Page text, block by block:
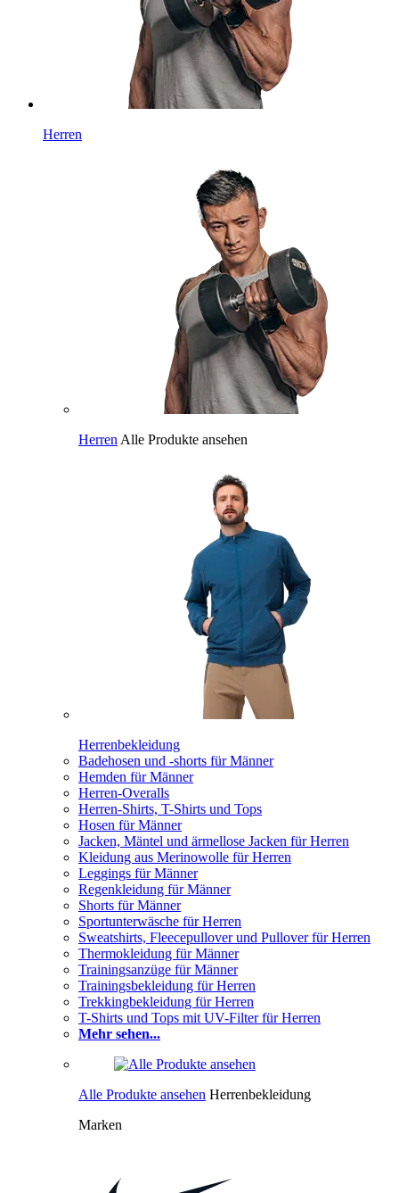
Herren
Herren Alle Produkte ansehen
Herrenbekleidung
Badehosen und -shorts für Männer
Hemden für Männer
Herren-Overalls
Herren-Shirts, T-Shirts und Tops
Hosen für Männer
Jacken, Mäntel und ärmellose Jacken für Herren
Kleidung aus Merinowolle für Herren
Leggings für Männer
Regenkleidung für Männer
Shorts für Männer
Sportunterwäsche für Herren
Sweatshirts, Fleecepullover und Pullover für Herren
Thermokleidung für Männer
Trainingsanzüge für Männer
Trainingsbekleidung für Herren
Trekkingbekleidung für Herren
T-Shirts und Tops mit UV-Filter für Herren
Mehr sehen...
Alle Produkte ansehen Herrenbekleidung
Marken